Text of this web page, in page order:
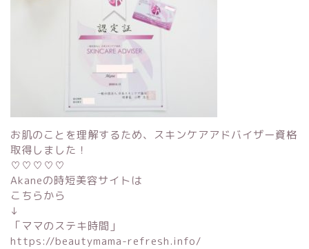
お肌のことを理解するため、スキンケアアドバイザー資格
取得しました！
♡♡♡♡♡
Akaneの時短美容サイトは
こちらから
↓
「ママのステキ時間 」
https://beautymama-refresh.info/